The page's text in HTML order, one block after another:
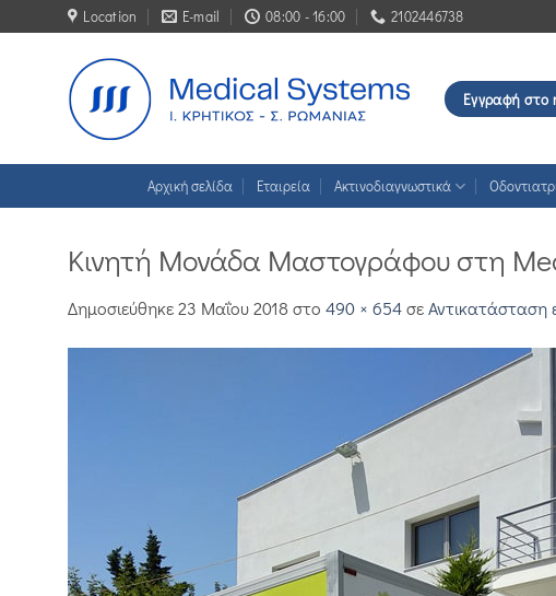
Μετάβαση
στο
περιεχόμενο
Location E-mail 08:00 - 16:00 2102446738
Εγγραφή στο
Αρχική σελίδα Εταιρεία Ακτινοδιαγνωστικά
Κινητή Μονάδα Μαστογράφου στη
Δημοσιεύθηκε23 Μαΐου 2018 στο 490 × 654σεΑντικατάσταση